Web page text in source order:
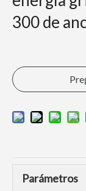
300 de
Parámetros